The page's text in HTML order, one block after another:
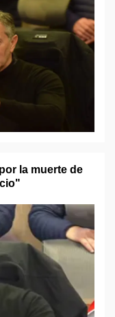
la muerte de